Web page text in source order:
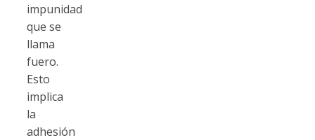
impunidad
que se
llama
fuero.
Esto
implica
la
adhesión